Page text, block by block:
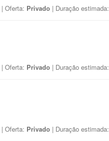
| Oferta: Privado | Duração estimada:
| Oferta: Privado | Duração estimada:
| Oferta: Privado | Duração estimada: